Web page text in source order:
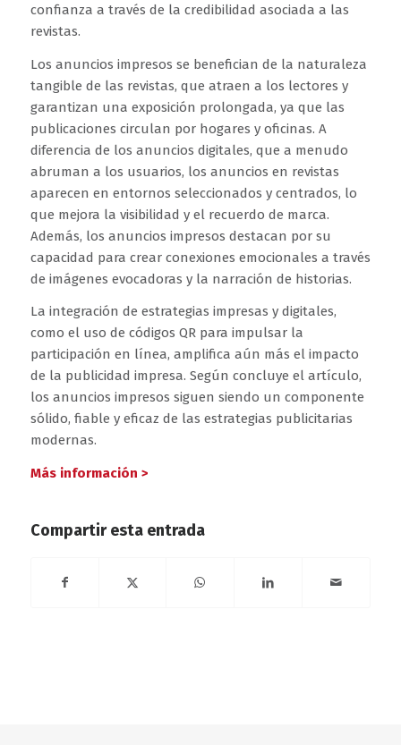
confianza a través de la credibilidad asociada a las
revistas.
Los anuncios impresos se benefician de la naturaleza
tangible de las revistas, que atraen a los lectores y
garantizan una exposición prolongada, ya que las
publicaciones circulan por hogares y oficinas. A
diferencia de los anuncios digitales, que a menudo
abruman a los usuarios, los anuncios en revistas
aparecen en entornos seleccionados y centrados, lo
que mejora la visibilidad y el recuerdo de marca.
Además, los anuncios impresos destacan por su
capacidad para crear conexiones emocionales a través
de imágenes evocadoras y la narración de historias.
La integración de estrategias impresas y digitales,
como el uso de códigos QR para impulsar la
participación en línea, amplifica aún más el impacto
de la publicidad impresa. Según concluye el artículo,
los anuncios impresos siguen siendo un componente
sólido, fiable y eficaz de las estrategias publicitarias
modernas.
Más información >
Compartir esta entrada